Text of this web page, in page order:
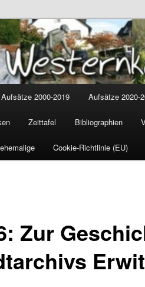
Aufsätze 2000-2019 Aufsätze 2020-
Zeittafel Bibliographien
Cookie-Richtlinie (EU)
Zur